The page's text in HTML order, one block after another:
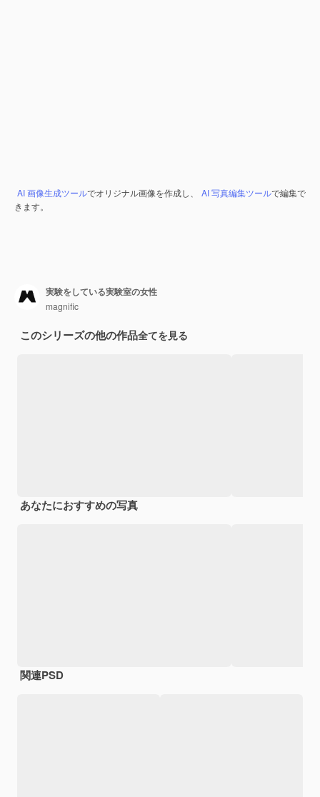
AI 画像生成ツールでオリジナル画像を作成し、 AI 写真編集ツールで編集で
きます。
実験をしている実験室の女性
magnific
このシリーズの他の作品全てを見る
あなたにおすすめの写真
関連PSD